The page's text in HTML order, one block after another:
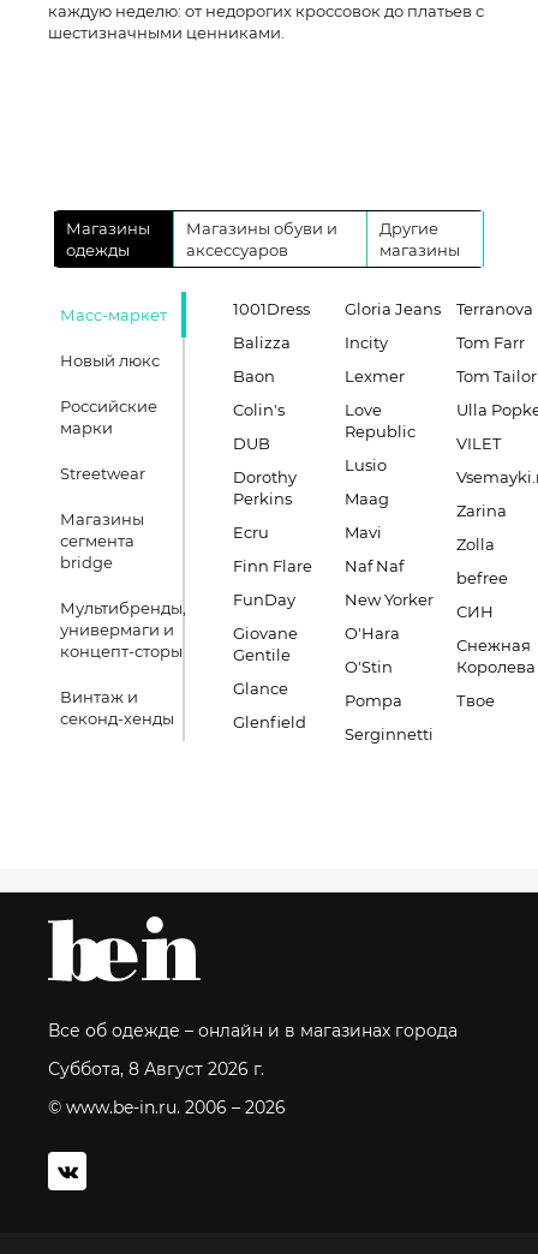
каждую неделю: от недорогих кроссовок до платьев с
шестизначными ценниками.
Магазины
одежды
Магазины обуви и
аксессуаров
Другие
магазины
Масс-маркет
Новый люкс
Российские
марки
Streetwear
Магазины
сегмента
bridge
Мультибренды,
универмаги и
концепт-сторы
Винтаж и
секонд-хенды
1001Dress
Balizza
Baon
Colin's
DUB
Dorothy
Perkins
Ecru
Finn Flare
FunDay
Giovane
Gentile
Glance
Glenfield
Gloria Jeans
Incity
Lexmer
Love
Republic
Lusio
Maag
Mavi
Naf Naf
New Yorker
O'Hara
O'Stin
Pompa
Serginnetti
Terranova
Tom Farr
Tom Tailor
Ulla
VILET
Zarina
Zolla
befree
СИН
Снежная
Королева
Твое
Все об одежде – онлайн и в магазинах города
Суббота, 8 Август 2026 г.
© www.be-in.ru. 2006 – 2026